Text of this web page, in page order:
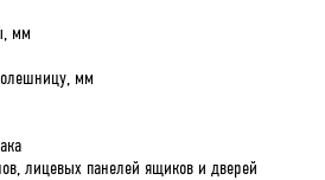
мм
мм
лицевых панелей ящиков и дверей